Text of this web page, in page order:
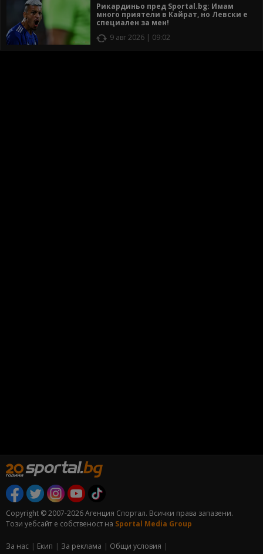
Рикардиньо пред Sportal.bg: Имам
много приятели в Кайрат, но Левски е
специален за мен!
9 авг 2026 | 09:02
Copyright © 2007-2026 Агенция Спортал. Всички права запазени.
Този уебсайт е собственост на Sportal Media Group
За нас Екип За рекламa
Общи условия